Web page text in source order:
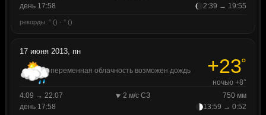
день 17:58
2:39 → 19:55
рекорды: ° () · ° ()
17 июня 2013, пн
переменная облачность возможен дождь +23°
ночью +8°
4:09 → 22:07
2 м/с СЗ
750 мм
день 17:58
13:59 → 0:52